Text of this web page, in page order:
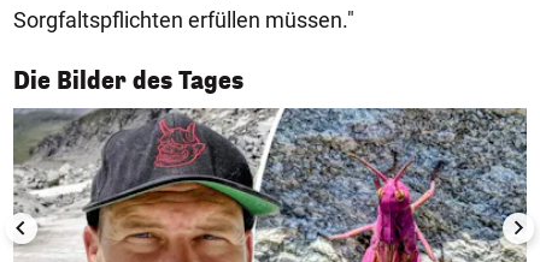
Sorgfaltspflichten erfüllen müssen."
Die Bilder des Tages
1/50